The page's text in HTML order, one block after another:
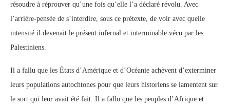
résoudre à réprouver qu’une fois qu’elle l’a déclaré révolu. Avec
l’arrière-pensée de s’interdire, sous ce prétexte, de voir avec quelle
intensité il devenait le présent infernal et interminable vécu par les
Palestiniens.
Il a fallu que les États d’Amérique et d’Océanie achèvent d’exterminer
leurs populations autochtones pour que leurs historiens se lamentent sur
le sort qui leur avait été fait. Il a fallu que les peuples d’Afrique et